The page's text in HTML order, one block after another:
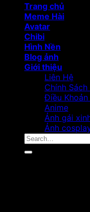
Trang chủ
Meme Hài
Avatar
Chibi
Hình Nền
Blog ảnh
Giới thiệu
Liên Hệ
Chính
Điều
Anime
Ảnh gái
Ảnh